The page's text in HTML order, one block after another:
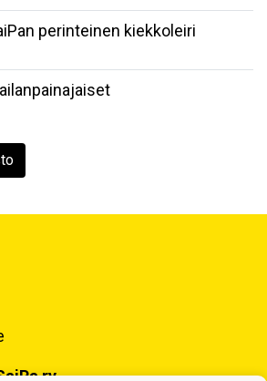
perinteinen kiekkoleiri
ry